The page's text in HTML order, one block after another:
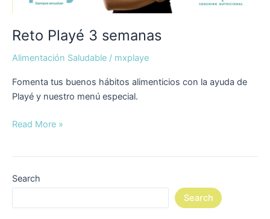
Reto Playé 3 semanas
Alimentación Saludable / mxplaye
Fomenta tus buenos hábitos alimenticios con la ayuda de
Playé y nuestro menú especial.
Read More »
Search
Search